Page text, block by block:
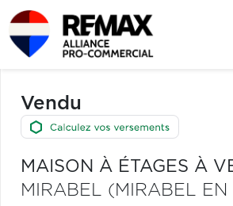
Vendu
MAISON À ÉTAGES À
MIRABEL (MIRABEL EN